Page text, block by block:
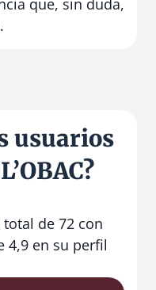
que, sin duda,
usuarios
total de 72 con
4,9 en su perfil